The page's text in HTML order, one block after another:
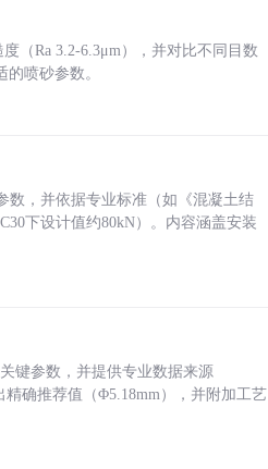
（Ra 3.2-6.3μm），并对比不同目数
喷砂参数。
数，并依据专业标准（如《混凝土结
下设计值约80kN）。内容涵盖安装
键参数，并提供专业数据来源
精确推荐值（Φ5.18mm），并附加工艺